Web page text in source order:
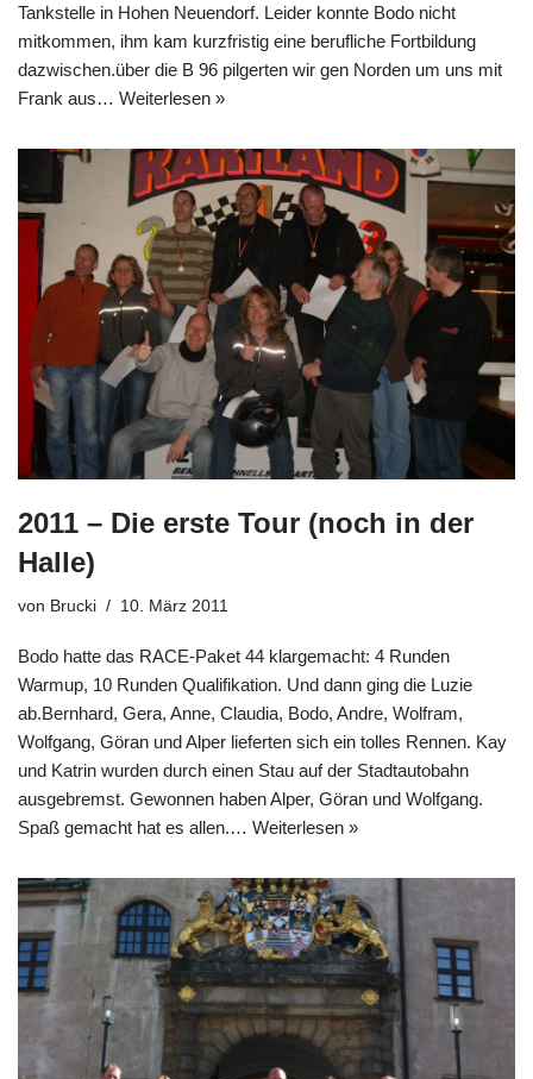
Tankstelle in Hohen Neuendorf. Leider konnte Bodo nicht
mitkommen, ihm kam kurzfristig eine berufliche Fortbildung
dazwischen.über die B 96 pilgerten wir gen Norden um uns mit
Frank aus… Weiterlesen »
2011 – Die erste Tour (noch in der
Halle)
von Brucki 10. März 2011
Bodo hatte das RACE-Paket 44 klargemacht: 4 Runden
Warmup, 10 Runden Qualifikation. Und dann ging die Luzie
ab.Bernhard, Gera, Anne, Claudia, Bodo, Andre, Wolfram,
Wolfgang, Göran und Alper lieferten sich ein tolles Rennen. Kay
und Katrin wurden durch einen Stau auf der Stadtautobahn
ausgebremst. Gewonnen haben Alper, Göran und Wolfgang.
Spaß gemacht hat es allen.… Weiterlesen »